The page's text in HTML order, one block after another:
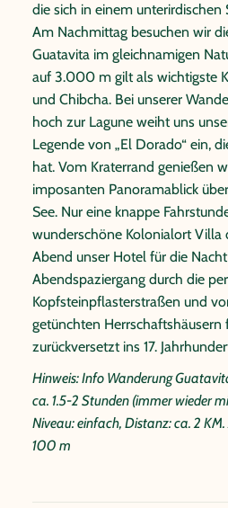
die sich in einem
Am Nachmittag besuchen wir
Guatavita im gleichnamigen
auf 3.000 m gilt als wichtigste
und Chibcha. Bei unserer
hoch zur Lagune weiht uns
Legende von „El Dorado“ ein,
hat. Vom Kraterrand genießen
imposanten Panoramablick
See. Nur eine knappe
wunderschöne Kolonialort Villa
Abend unser Hotel für die
Abendspaziergang durch die
Kopfsteinpflasterstraßen und
getünchten Herrschaftshäusern
zurückversetzt ins 17.
Hinweis: Info Wanderung
ca. 1.5-2 Stunden (immer wieder
Niveau: einfach, Distanz: ca. 2
100 m